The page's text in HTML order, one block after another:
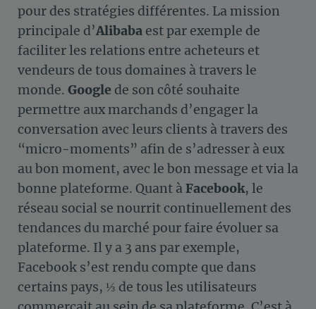
pour des stratégies différentes. La mission
principale d’Alibaba est par exemple de
faciliter les relations entre acheteurs et
vendeurs de tous domaines à travers le
monde. Google de son côté souhaite
permettre aux marchands d’engager la
conversation avec leurs clients à travers des
“micro-moments” afin de s’adresser à eux
au bon moment, avec le bon message et via la
bonne plateforme. Quant àFacebook, le
réseau social se nourrit continuellement des
tendances du marché pour faire évoluer sa
plateforme. Il y a 3 ans par exemple,
Facebook s’est rendu compte que dans
certains pays, ⅓ de tous les utilisateurs